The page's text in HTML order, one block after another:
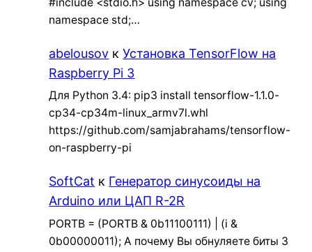
namespace std;…
abelousov кУстановка TensorFlow на
Raspberry Pi 3
Для Python 3.4: pip3 install tensorflow-1.1.0-
cp34-cp34m-linux_armv7l.whl
https://github.com/samjabrahams/tensorflow-
on-raspberry-pi
SoftCat к Генератор синусоиды на
Arduino или ЦАП R-2R
PORTB = (PORTB & 0b11100111) | (i &
0b00000011); А почему Вы обнуляете биты 3